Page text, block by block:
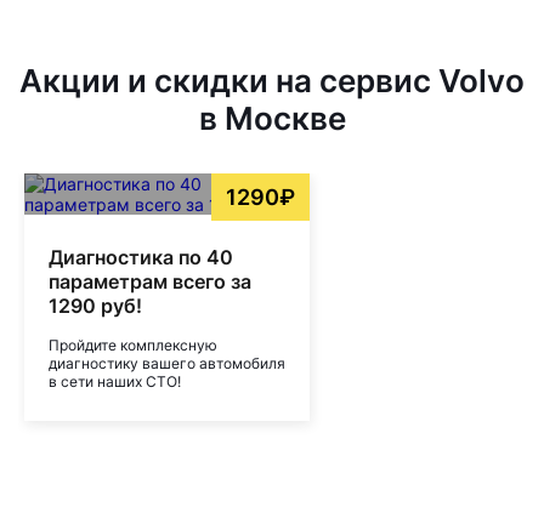
Акции и скидки на сервис Volvo
в Москве
1290₽
Диагностика по 40
параметрам всего за
1290 руб!
Пройдите комплексную
диагностику вашего автомобиля
в сети наших СТО!